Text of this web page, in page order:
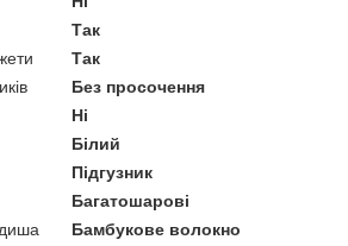
Так
Так
Без просочення
Ні
Білий
Підгузник
Багатошарові
Бамбукове волокно